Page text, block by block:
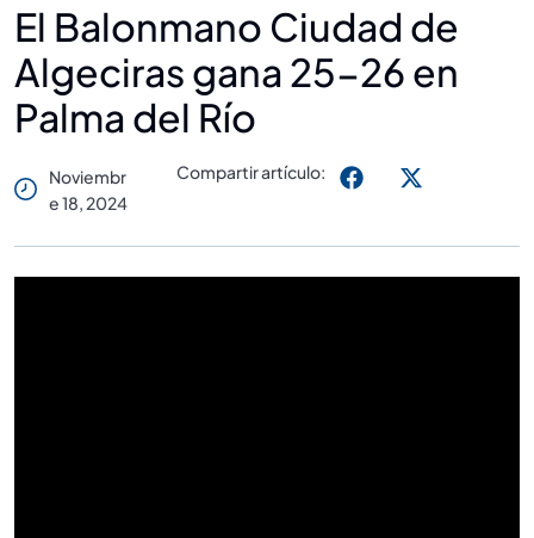
El Balonmano Ciudad de
Algeciras gana 25-26 en
Palma del Río
Noviembr
E 18, 2024
Compartir artículo: